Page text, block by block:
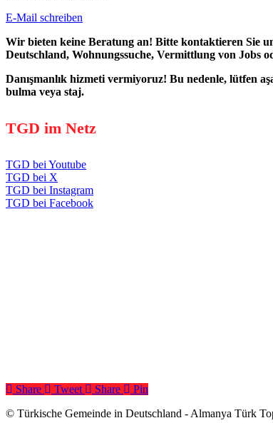
E-Mail schreiben
Wir bieten keine Beratung an! Bitte kontaktieren Sie
Deutschland, Wohnungssuche, Vermittlung von Jobs
Danışmanlık hizmeti vermiyoruz! Bu nedenle, lütfen
bulma veya staj.
TGD im Netz
TGD bei Youtube
TGD bei X
TGD bei Instagram
TGD bei Facebook
Share Tweet Share
Pin
© Türkische Gemeinde in Deutschland - Almanya Türk